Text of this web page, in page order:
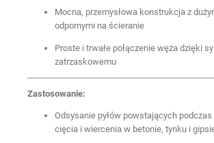
Mocna, przemysłowa konstrukcja z
odpornymi na ścieranie
Proste i trwałe połączenie węża dzięki
zatrzaskowemu
Zastosowanie:
Odsysanie pyłów powstających
cięcia i wiercenia w betonie, tynku i